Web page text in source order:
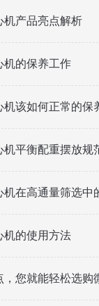
机产品亮点解析
机的保养工作
机平衡配重摆放规
机的使用方法